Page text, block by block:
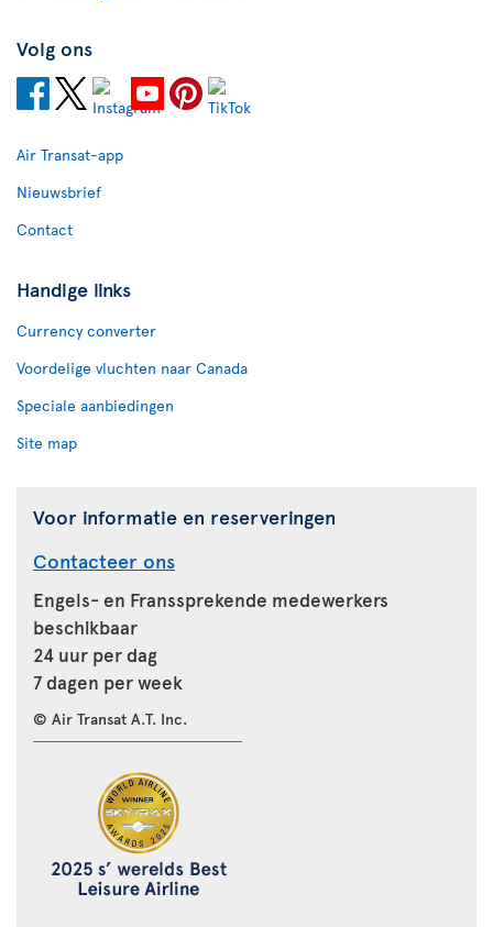
Volg ons
Air Transat-app
Nieuwsbrief
Contact
Handige links
Currency converter
Voordelige vluchten naar Canada
Speciale aanbiedingen
Site map
Voor informatie en reserveringen
Contacteer ons
Engels- en Franssprekende medewerkers
beschikbaar
24 uur per dag
7 dagen per week
© Air Transat A.T. Inc.